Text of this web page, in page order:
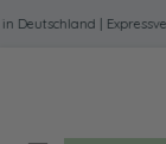
Zum Hauptinhalt
|